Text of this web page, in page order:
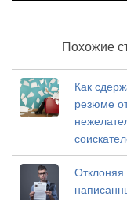
Похожие
Как
резюме
Отклоняя